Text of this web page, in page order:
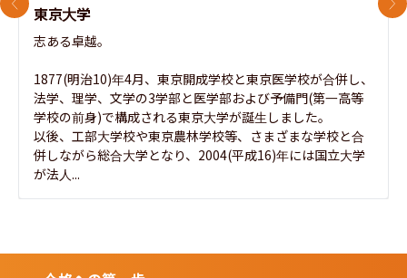
東京大学
志ある卓越。
1877(明治10)年4月、東京開成学校と東京医学校が合併し、
法学、理学、文学の3学部と医学部および予備門(第一高等
学校の前身)で構成される東京大学が誕生しました。
以後、工部大学校や東京農林学校等、さまざまな学校と合
併しながら総合大学となり、2004(平成16)年には国立大学
が法人...
前のスライド 次